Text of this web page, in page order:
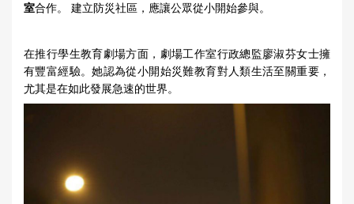
室合作。 建立防災社區，應讓公眾從小開始參與。
在推行學生教育劇場方面，劇場工作室行政總監廖淑芬女士擁
有豐富經驗。她認為從小開始災難教育對人類生活至關重要，
尤其是在如此發展急速的世界。